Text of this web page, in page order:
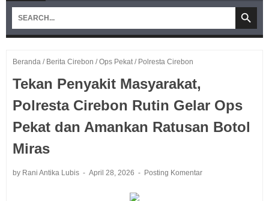
Beranda / Berita Cirebon /Ops Pekat / Polresta Cirebon
Tekan Penyakit Masyarakat,
Polresta Cirebon Rutin Gelar Ops
Pekat dan Amankan Ratusan Botol
Miras
by Rani Antika Lubis April 28, 2026 Posting Komentar